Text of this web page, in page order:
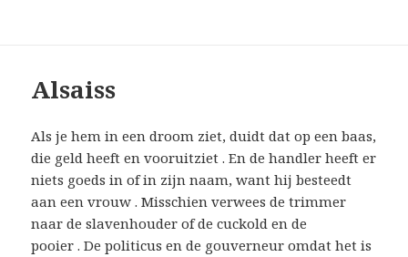
Alsaiss
Als je hem in een droom ziet, duidt dat op een baas,
die geld heeft en vooruitziet . En de handler heeft er
niets goeds in of in zijn naam, want hij besteedt
aan een vrouw . Misschien verwees de trimmer
naar de slavenhouder of de cuckold en de
pooier . De politicus en de gouverneur omdat het is